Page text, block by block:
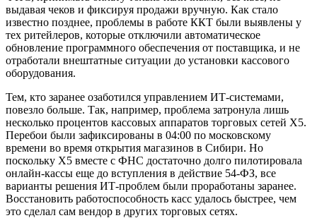
выдавая чеков и фиксируя продажи вручную. Как стало
известно позднее, проблемы в работе ККТ были выявлены у
тех ритейлеров, которые отключили автоматическое
обновление программного обеспечения от поставщика, и не
отработали внештатные ситуации до установки кассового
оборудования.
Тем, кто заранее озаботился управлением ИТ-системами,
повезло больше. Так, например, проблема затронула лишь
несколько процентов кассовых аппаратов торговых сетей Х5.
Перебои были зафиксированы в 04:00 по московскому
времени во время открытия магазинов в Сибири. Но
поскольку X5 вместе с ФНС достаточно долго пилотировала
онлайн-кассы еще до вступления в действие 54-ФЗ, все
варианты решения ИТ-проблем были проработаны заранее.
Восстановить работоспособность касс удалось быстрее, чем
это сделал сам вендор в других торговых сетях.